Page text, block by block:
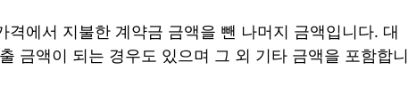
격에서 지불한 계약금 금액을 뺀 나머지 금액입니다. 대
금액이 되는 경우도 있으며 그 외 기타 금액을 포함합니